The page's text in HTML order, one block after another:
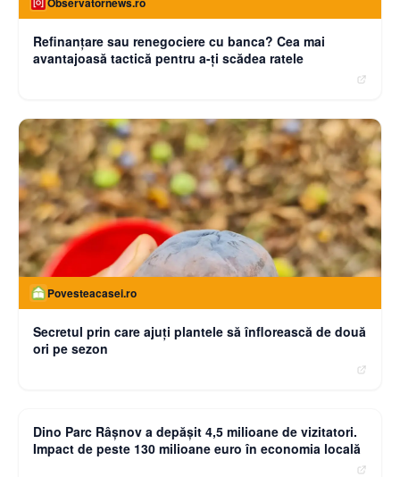
Refinanţare sau renegociere cu banca? Cea mai
avantajoasă tactică pentru a-ţi scădea ratele
Povesteacasei.ro
Secretul prin care ajuți plantele să înflorească de două
ori pe sezon
Dino Parc Râșnov a depășit 4,5 milioane de vizitatori.
Impact de peste 130 milioane euro în economia locală